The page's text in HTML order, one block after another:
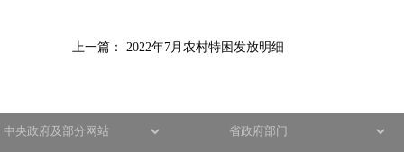
上一篇： 2022年7月农村特困发放明细